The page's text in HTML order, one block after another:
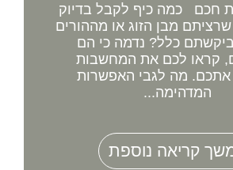
חכם כמה כיף לקבל בדיוק
מבן הזוג או מההורים
כלל? נדמה כי הם
קראו לכם את המחשבות
אתכם. מה לגבי האפשרות
המדהימה...
קריאה נוספת